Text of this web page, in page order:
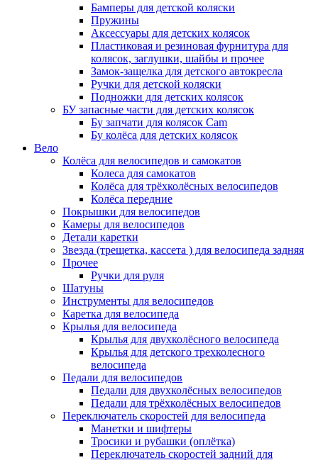
Бамперы для детской коляски
Пружины
Аксессуары для детских колясок
Пластиковая и резиновая фурнитура для
колясок, заглушки, шайбы и прочее
Замок-защелка для детского автокресла
Ручки для детской коляски
Подножки для детских колясок
БУ запасные части для детских колясок
Бу запчати для колясок Cam
Бу колёса для детских колясок
Вело
Колёса для велосипедов и самокатов
Колеса для самокатов
Колёса для трёхколёсных велосипедов
Колёса передние
Покрышки для велосипедов
Камеры для велосипедов
Детали каретки
Звезда (трещетка, кассета ) для велосипеда задняя
Прочее
Ручки для руля
Шатуны
Инструменты для велосипедов
Каретка для велосипеда
Крылья для велосипеда
Крылья для двухколёсного велосипеда
Крылья для детского трехколесного
велосипеда
Педали для велосипедов
Педали для двухколёсных велосипедов
Педали для трёхколёсных велосипедов
Переключатель скоростей для велосипеда
Манетки и шифтеры
Тросики и рубашки (оплётка)
Переключатель скоростей задний для